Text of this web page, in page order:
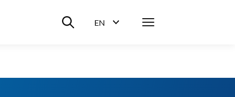
Suche ein-/ausblenden
EN
Menü